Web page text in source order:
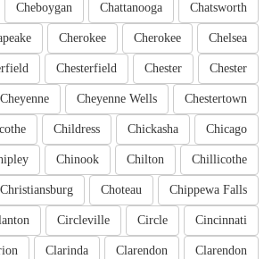
Chatsworth
Chattanooga
Cheboygan
Chelsea
Cherokee
Cherokee
Chester
Chester
Chesterfield
Chestertown
Cheyenne Wells
Cheyenne
Chicago
Chickasha
Childress
Chillicothe
Chilton
Chinook
Chippewa Falls
Choteau
Christiansburg
Cincinnati
Circle
Circleville
Clarendon
Clarendon
Clarinda